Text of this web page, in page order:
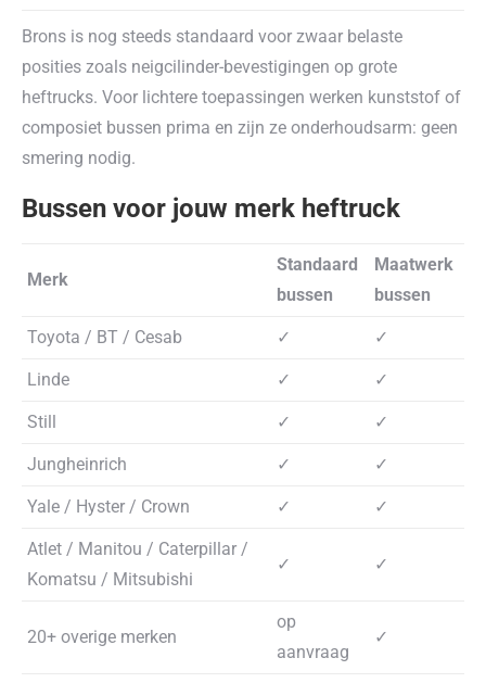
Brons is nog steeds standaard voor zwaar belaste
posities zoals neigcilinder-bevestigingen op grote
heftrucks. Voor lichtere toepassingen werken kunststof of
composiet bussen prima en zijn ze onderhoudsarm: geen
smering nodig.
Bussen voor jouw merk heftruck
Merk
Standaard
bussen
Maatwerk
bussen
Toyota / BT / Cesab ✓ ✓
Linde ✓ ✓
Still ✓ ✓
Jungheinrich ✓ ✓
Yale / Hyster / Crown ✓ ✓
Atlet / Manitou / Caterpillar /
Komatsu / Mitsubishi
✓ ✓
20+ overige merken
op
aanvraag
✓